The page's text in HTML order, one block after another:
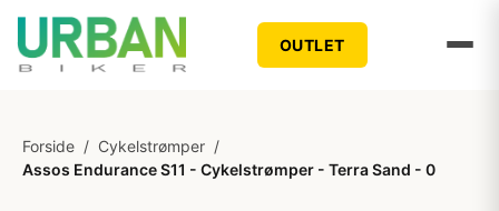
OUTLET
Forside / Cykelstrømper /
Assos Endurance S11 - Cykelstrømper - Terra Sand - 0